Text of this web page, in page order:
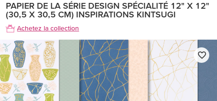
PAPIER DE LA SÉRIE DESIGN SPÉCIALITÉ 12" X 12"
(30,5 X 30,5 CM) INSPIRATIONS KINTSUGI
Achetez la collection